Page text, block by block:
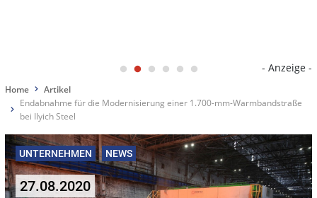
- Anzeige -
Home
Artikel
Endabnahme für die Modernisierung einer 1.700-mm-Warmbandstraße
bei Ilyich Steel
UNTERNEHMEN NEWS
27.08.2020